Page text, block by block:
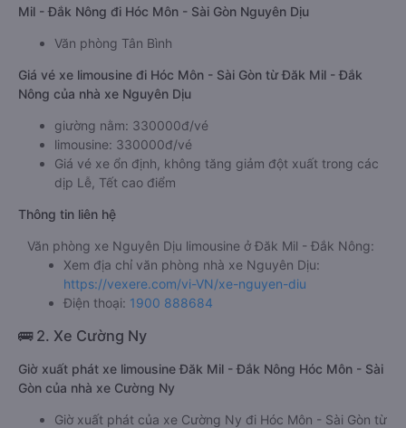
Mil - Đắk Nông đi Hóc Môn - Sài Gòn Nguyên Dịu
Văn phòng Tân Bình
Giá vé xe limousine đi Hóc Môn - Sài Gòn từ Đăk Mil - Đắk
Nông của nhà xe Nguyên Dịu
giường nằm: 330000đ/vé
limousine: 330000đ/vé
Giá vé xe ổn định, không tăng giảm đột xuất trong các
dịp Lễ, Tết cao điểm
Thông tin liên hệ
Văn phòng xe Nguyên Dịu limousine ở Đăk Mil - Đắk Nông:
Xem địa chỉ văn phòng nhà xe Nguyên Dịu:
https://vexere.com/vi-VN/xe-nguyen-diu
Điện thoại: 1900 888684
🚌 2. Xe Cường Ny
Giờ xuất phát xe limousine Đăk Mil - Đắk Nông Hóc Môn - Sài
Gòn của nhà xe Cường Ny
Giờ xuất phát của xe Cường Ny đi Hóc Môn - Sài Gòn từ